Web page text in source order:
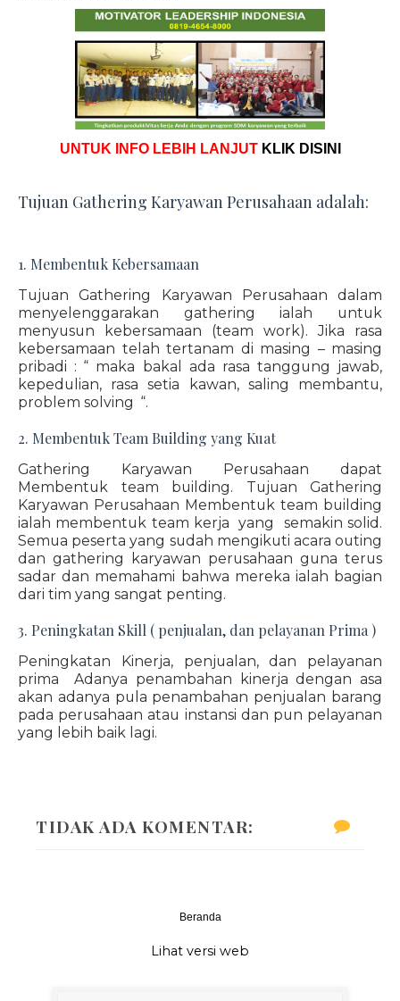
UNTUK INFO LEBIH LANJUT KLIK DISINI
Tujuan Gathering Karyawan Perusahaan adalah:
1. Membentuk Kebersamaan
Tujuan Gathering Karyawan Perusahaan dalam
menyelenggarakan gathering ialah untuk
menyusun kebersamaan (team work). Jika rasa
kebersamaan telah tertanam di masing – masing
pribadi : “ maka bakal ada rasa tanggung jawab,
kepedulian, rasa setia kawan, saling membantu,
problem solving “.
2. Membentuk Team Building yang Kuat
Gathering Karyawan Perusahaan dapat
Membentuk team building. Tujuan Gathering
Karyawan Perusahaan Membentuk team building
ialah membentuk team kerja yang semakin solid.
Semua peserta yang sudah mengikuti acara outing
dan gathering karyawan perusahaan guna terus
sadar dan memahami bahwa mereka ialah bagian
dari tim yang sangat penting.
3. Peningkatan Skill ( penjualan, dan pelayanan Prima )
Peningkatan Kinerja, penjualan, dan pelayanan
prima Adanya penambahan kinerja dengan asa
akan adanya pula penambahan penjualan barang
pada perusahaan atau instansi dan pun pelayanan
yang lebih baik lagi.
TIDAK ADA KOMENTAR:
Beranda
Lihat versi web